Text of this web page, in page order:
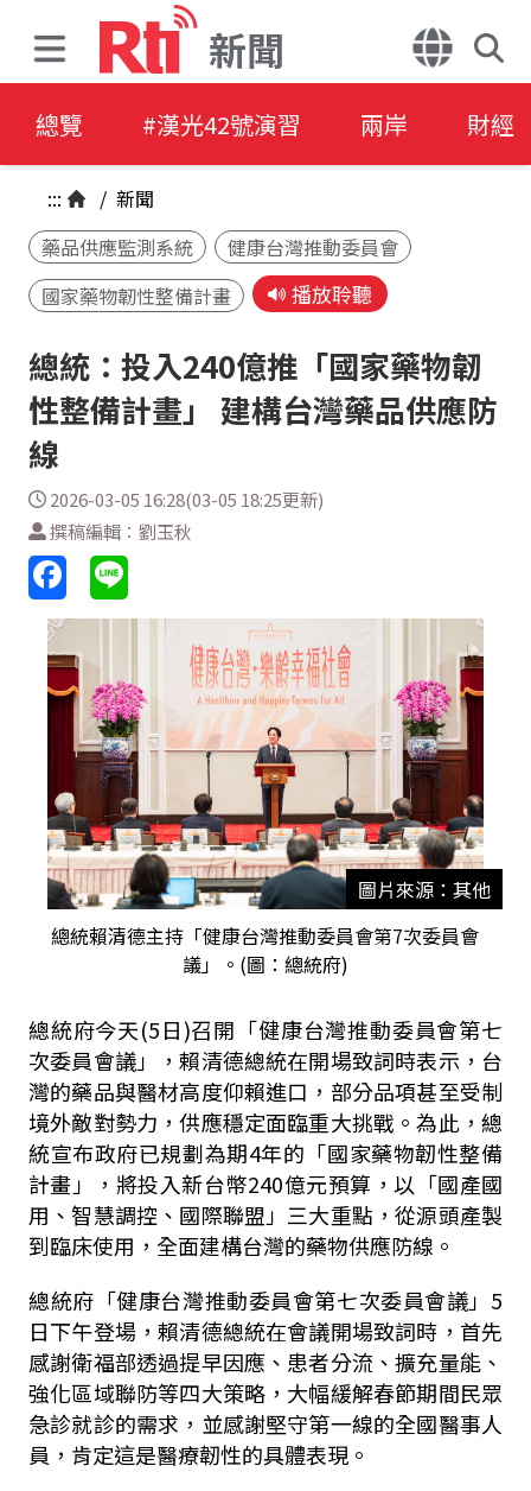
新聞
總覽 #漢光42號演習 兩岸 財經
::: / 新聞
藥品供應監測系統
健康台灣推動委員會
國家藥物韌性整備計畫
播放聆聽
總統：投入240億推「國家藥物韌
性整備計畫」 建構台灣藥品供應防
線
2026-03-05 16:28(03-05 18:25更新)
撰稿編輯：劉玉秋
圖片來源：其他
總統賴清德主持「健康台灣推動委員會第7次委員會
議」。(圖：總統府)
總統府今天(5日)召開「健康台灣推動委員會第七
次委員會議」，賴清德總統在開場致詞時表示，台
灣的藥品與醫材高度仰賴進口，部分品項甚至受制
境外敵對勢力，供應穩定面臨重大挑戰。為此，總
統宣布政府已規劃為期4年的「國家藥物韌性整備
計畫」，將投入新台幣240億元預算，以「國產國
用、智慧調控、國際聯盟」三大重點，從源頭產製
到臨床使用，全面建構台灣的藥物供應防線。
總統府「健康台灣推動委員會第七次委員會議」 5
日下午登場，賴清德總統在會議開場致詞時，首先
感謝衛福部透過提早因應、患者分流、擴充量能、
強化區域聯防等四大策略，大幅緩解春節期間民眾
急診就診的需求，並感謝堅守第一線的全國醫事人
員，肯定這是醫療韌性的具體表現。